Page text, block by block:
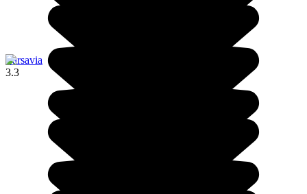
Varsavia
3.3